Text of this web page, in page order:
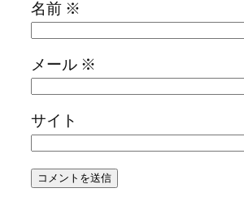
名前 ※
メール ※
サイト